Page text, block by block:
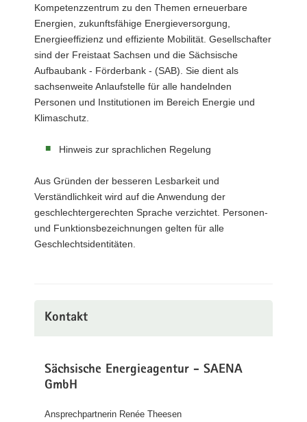
Kompetenzzentrum zu den Themen erneuerbare
Energien, zukunftsfähige Energieversorgung,
Energieeffizienz und effiziente Mobilität. Gesellschafter
sind der Freistaat Sachsen und die Sächsische
Aufbaubank - Förderbank - (SAB). Sie dient als
sachsenweite Anlaufstelle für alle handelnden
Personen und Institutionen im Bereich Energie und
Klimaschutz.
Hinweis zur sprachlichen Regelung
Aus Gründen der besseren Lesbarkeit und
Verständlichkeit wird auf die Anwendung der
geschlechtergerechten Sprache verzichtet. Personen-
und Funktionsbezeichnungen gelten für alle
Geschlechtsidentitäten.
Kontakt
Sächsische Energieagentur - SAENA
GmbH
Ansprechpartnerin Renée Theesen